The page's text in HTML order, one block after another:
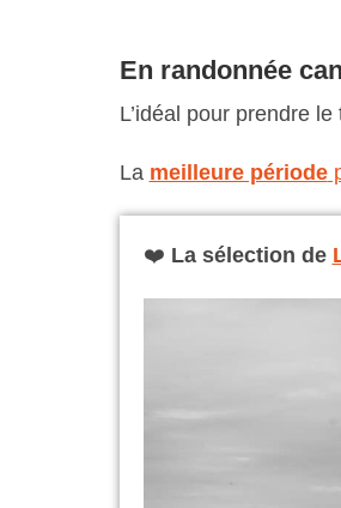
En randonnée
L’idéal pour prendre
La meilleure période
❤️ La sélection de